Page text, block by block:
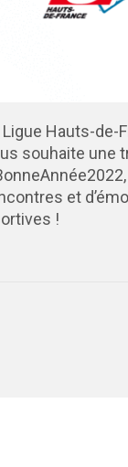
Ligue Hauts-de-
souhaite une
et
!